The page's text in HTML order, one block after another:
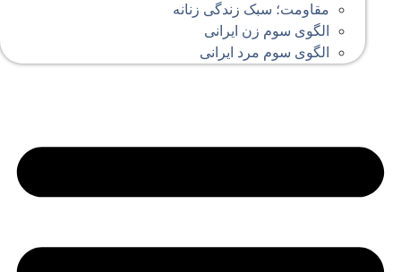
مقاومت؛ سبک زندگی زنانه
الگوی سوم زن ایرانی
الگوی سوم مرد ایرانی